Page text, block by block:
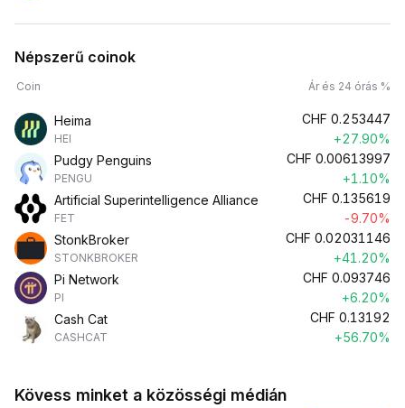
Népszerű coinok
Coin Ár és 24 órás %
Heima
HEI
CHF 0.253447
+27.90%
Pudgy Penguins
PENGU
CHF 0.00613997
+1.10%
Artificial Superintelligence Alliance
FET
CHF 0.135619
-9.70%
StonkBroker
STONKBROKER
CHF 0.02031146
+41.20%
Pi Network
PI
CHF 0.093746
+6.20%
Cash Cat
CASHCAT
CHF 0.13192
+56.70%
Kövess minket a közösségi médián